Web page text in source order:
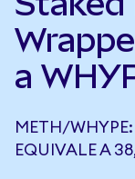
a
METH/WHYPE:
EQUIVALE A